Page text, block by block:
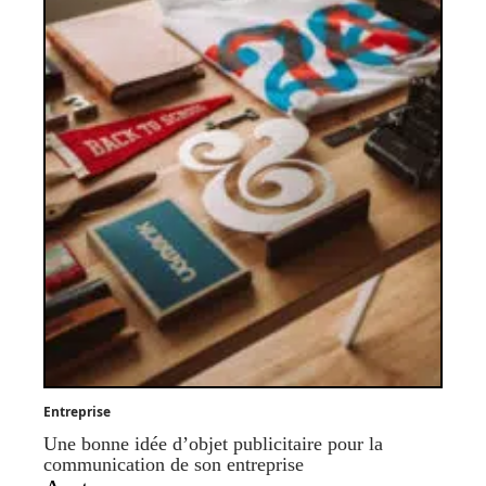
Entreprise
Une bonne idée d’objet publicitaire pour la
communication de son entreprise